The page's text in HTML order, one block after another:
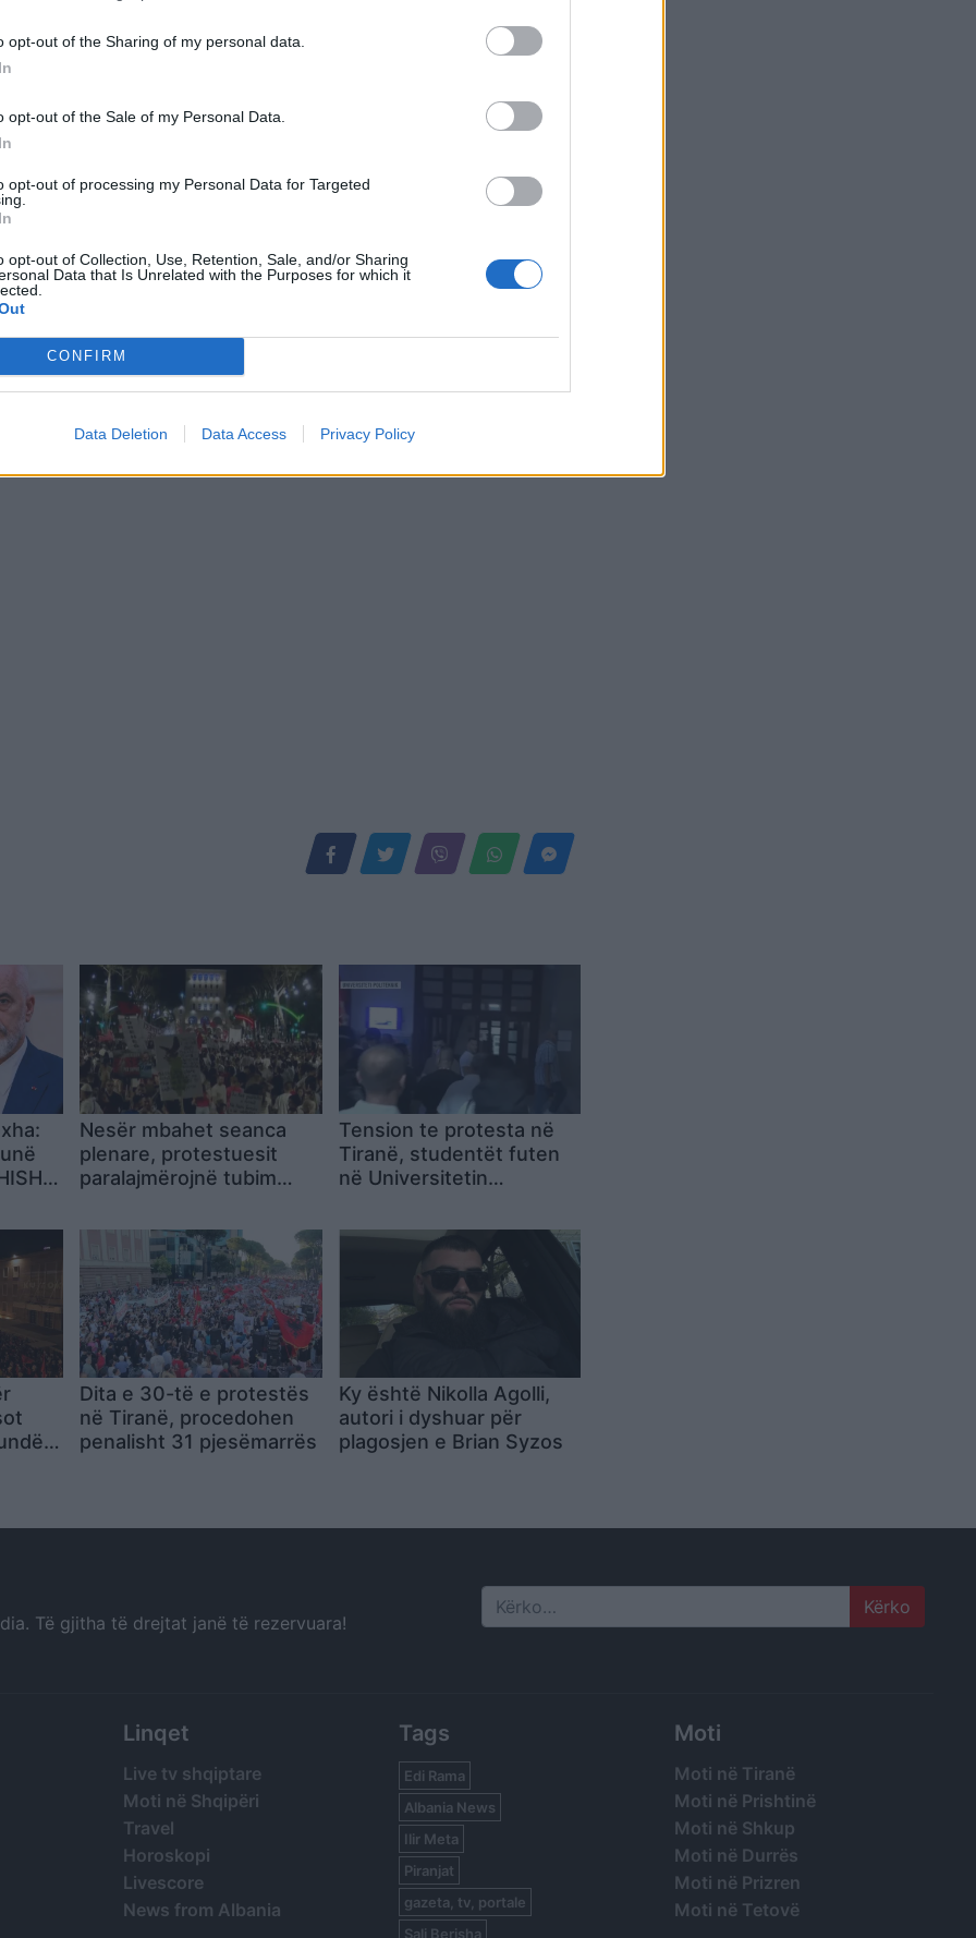
opt-out of the Sharing of my personal data.
opt-out of the Sale of my Personal Data.
opt-out of processing my Personal Data for Targeted
opt-out of Collection, Use, Retention, Sale, and/or Sharing
Data that Is Unrelated with the Purposes for which it
CONFIRM
Data Deletion Data Access Privacy Policy
nuk është vërtetuar dhe është mohuar nga gazetari në
godit edhe nga Prel Gjoni, i cili u arrestua nga policia e
të detyrës”.
të plotë këtë rast.
burg Ismail Zenelin
përshëndet policinë pas “tërmetit” në
Nesër mbahet seanca
plenare, protestuesit
paralajmërojnë tubim
10:00
Tension te protesta në
Tiranë, studentët futen
në Universitetin
banderolës
Dita e 30-të e protestës
në Tiranë, procedohen
penalisht 31 pjesëmarrës
Ky është Nikolla Agolli,
autori i dyshuar për
plagosjen e Brian Syzos
Të gjitha të drejtat janë të rezervuara! Search
Linqet
Live tv shqiptare
Moti në Shqipëri
Travel
Horoskopi
Livescore
News from Albania
Tags
Edi Rama
Albania News
Ilir Meta
Piranjat
gazeta, tv, portale
Sali Berisha
Moti
Moti në Tiranë
Moti në Prishtinë
Moti në Shkup
Moti në Durrës
Moti në Prizren
Moti në Tetovë